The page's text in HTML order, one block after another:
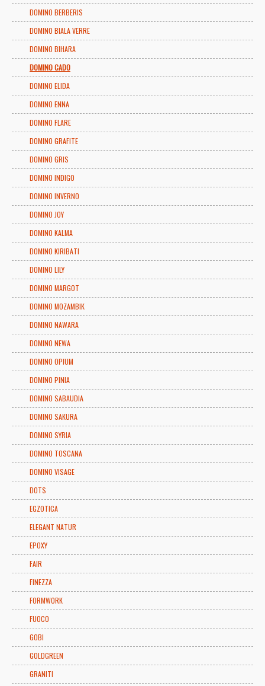
DOMINO BERBERIS
DOMINO BIALA VERRE
DOMINO BIHARA
DOMINO CADO
DOMINO ELIDA
DOMINO ENNA
DOMINO FLARE
DOMINO GRAFITE
DOMINO GRIS
DOMINO INDIGO
DOMINO INVERNO
DOMINO JOY
DOMINO KALMA
DOMINO KIRIBATI
DOMINO LILY
DOMINO MARGOT
DOMINO MOZAMBIK
DOMINO NAWARA
DOMINO NEWA
DOMINO OPIUM
DOMINO PINIA
DOMINO SABAUDIA
DOMINO SAKURA
DOMINO SYRIA
DOMINO TOSCANA
DOMINO VISAGE
DOTS
EGZOTICA
ELEGANT NATUR
EPOXY
FAIR
FINEZZA
FORMWORK
FUOCO
GOBI
GOLDGREEN
GRANITI